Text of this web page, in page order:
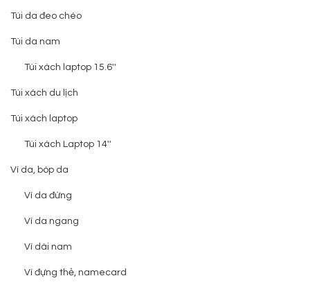
Túi da đeo chéo
Túi da nam
Túi xách laptop 15.6''
Túi xách du lịch
Túi xách laptop
Túi xách Laptop 14''
Ví da, bóp da
Ví da đứng
Ví da ngang
Ví dài nam
Ví đựng thẻ, namecard